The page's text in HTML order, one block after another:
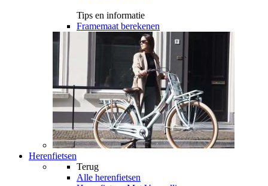
Tips en informatie
Framemaat berekenen
Herenfietsen
Terug
Alle herenfietsen